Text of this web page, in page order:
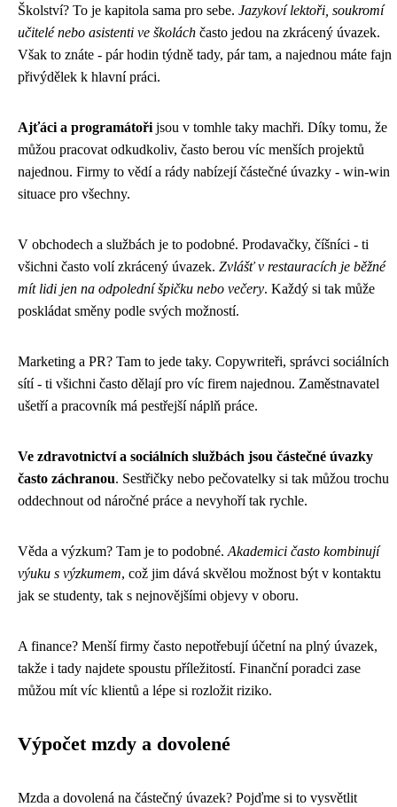
Školství? To je kapitola sama pro sebe. Jazykoví lektoři, soukromí
učitelé nebo asistenti ve školách často jedou na zkrácený úvazek.
Však to znáte - pár hodin týdně tady, pár tam, a najednou máte fajn
přivýdělek k hlavní práci.
Ajťáci a programátoři jsou v tomhle taky machři. Díky tomu, že
můžou pracovat odkudkoliv, často berou víc menších projektů
najednou. Firmy to vědí a rády nabízejí částečné úvazky - win-win
situace pro všechny.
V obchodech a službách je to podobné. Prodavačky, číšníci - ti
všichni často volí zkrácený úvazek. Zvlášť v restauracích je běžné
mít lidi jen na odpolední špičku nebo večery. Každý si tak může
poskládat směny podle svých možností.
Marketing a PR? Tam to jede taky. Copywriteři, správci sociálních
sítí - ti všichni často dělají pro víc firem najednou. Zaměstnavatel
ušetří a pracovník má pestřejší náplň práce.
Ve zdravotnictví a sociálních službách jsou částečné úvazky
často záchranou. Sestřičky nebo pečovatelky si tak můžou trochu
oddechnout od náročné práce a nevyhoří tak rychle.
Věda a výzkum? Tam je to podobné. Akademici často kombinují
výuku s výzkumem, což jim dává skvělou možnost být v kontaktu
jak se studenty, tak s nejnovějšími objevy v oboru.
A finance? Menší firmy často nepotřebují účetní na plný úvazek,
takže i tady najdete spoustu příležitostí. Finanční poradci zase
můžou mít víc klientů a lépe si rozložit riziko.
Výpočet mzdy a dovolené
Mzda a dovolená na částečný úvazek? Pojďme si to vysvětlit